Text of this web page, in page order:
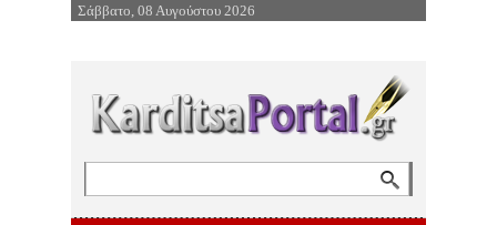
Επιστροφή στην Πλοήγηση
Σάββατο, 08 Αυγούστου 2026